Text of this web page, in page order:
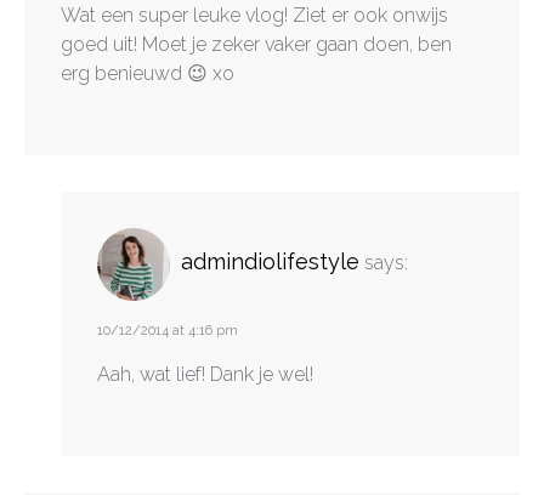
Wat een super leuke vlog! Ziet er ook onwijs
goed uit! Moet je zeker vaker gaan doen, ben
erg benieuwd 😉 xo
admindiolifestyle says:
10/12/2014 at 4:16 pm
Aah, wat lief! Dank je wel!